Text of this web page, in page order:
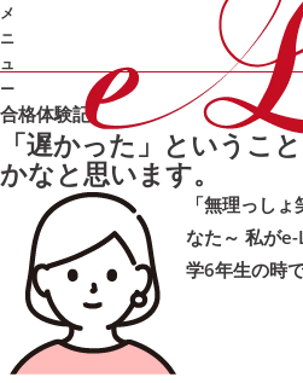
メ
ニ
ュ
ー
体験記
成績UP 面談 勉
合格体験記
「遅かった」というこ
かなと思います。
「無理っし
なた～ 私が
学6年生の時